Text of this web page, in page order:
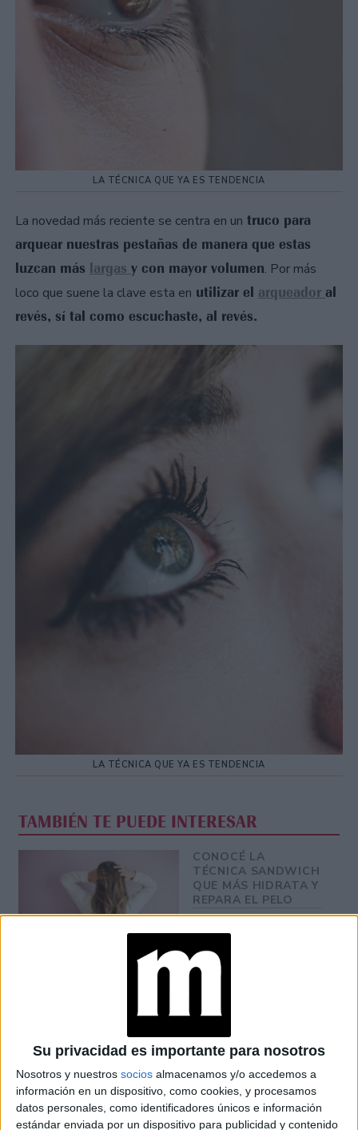
Su privacidad es importante para nosotros
Nosotros y nuestros socios almacenamos y/o accedemos a
información en un dispositivo, como cookies, y procesamos
datos personales, como identificadores únicos e información
estándar enviada por un dispositivo para publicidad y contenido
LA TÉCNICA QUE YA ES TENDENCIA
La novedad más reciente se centra en un truco para
arquear nuestras pestañas de manera que estas
luzcan más largas y con mayor volumen. Por más
loco que suene la clave esta en utilizar el arqueador al
revés, sí tal como escuchaste, al revés.
LA TÉCNICA QUE YA ES TENDENCIA
TAMBIÉN TE PUEDE INTERESAR
CONOCÉ LA
TÉCNICA SANDWICH
QUE MÁS HIDRATA Y
REPARA EL PELO
CUIDADOS PARA TU
PIEL DEL
CAUSADO POR LA
UÑAS CIRUELA: 7
MANICURAS
ELEGANTES QUE
SON TENDENCIA EN